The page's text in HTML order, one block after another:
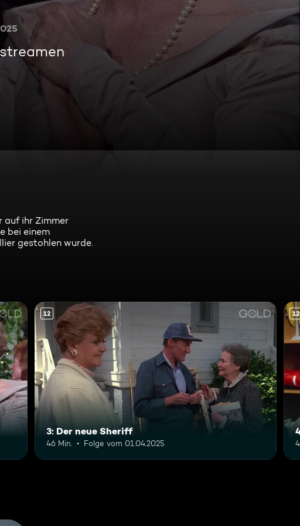
auf ihr Zimmer
bei einem
gestohlen wurde.
12
3: Der neue Sheriff
46 Min. Folge vom 01.04.2025
12